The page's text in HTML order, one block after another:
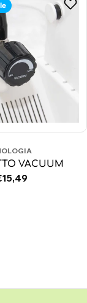
VACUUM